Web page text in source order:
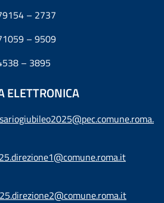
– 2737
– 9509
– 3895
ELETTRONICA